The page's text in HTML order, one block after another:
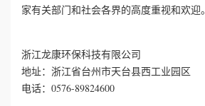
家有关部门和社会各界的高度重视和欢迎。
浙江龙康环保科技有限公司
地址：浙江省台州市天台县西工业园区
电话：0576-89824600